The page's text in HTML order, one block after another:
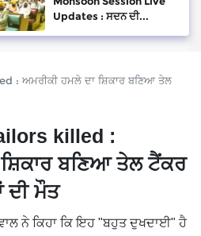
Updates : ਸਦਨ ਦੀ...
: ਅਮਰੀਕੀ ਹਮਲੇ ਦਾ ਸ਼ਿਕਾਰ ਬਣਿਆ ਤੇਲ
killed :
ਬਣਿਆ ਤੇਲ ਟੈਂਕਰ
ਦੀ ਮੌਤ
ਨੇ ਕਿਹਾ ਕਿ ਇਹ "ਬਹੁਤ ਦੁਖਦਾਈ" ਹੈ